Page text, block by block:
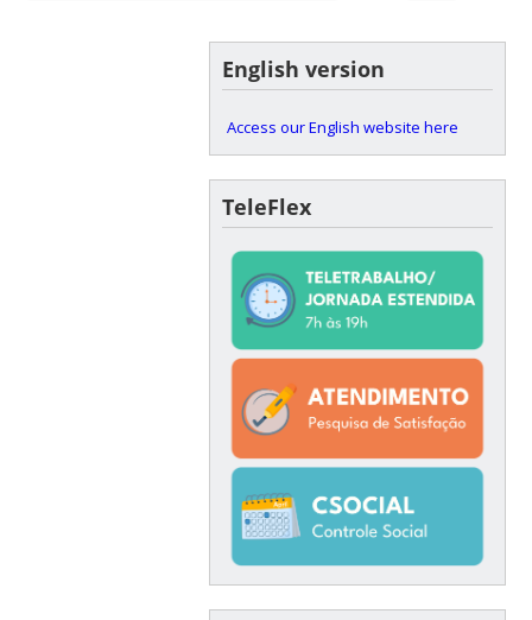
English version
Access our English website here
TeleFlex